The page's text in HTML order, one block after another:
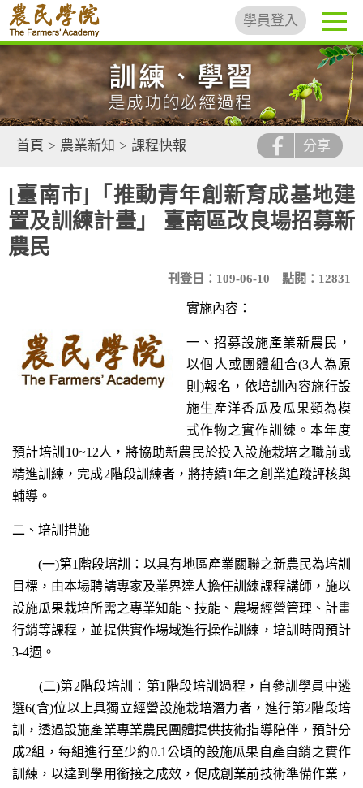
學員登入
首頁 > 農業新知 > 課程快報 分享
[臺南市]「推動青年創新育成基地建
置及訓練計畫」 臺南區改良場招募新
農民
刊登日：109-06-10 點閱：12831
實施內容：
一、招募設施產業新農民，
以個人或團體組合(3人為原
則)報名，依培訓內容施行設
施生產洋香瓜及瓜果類為模
式作物之實作訓練。本年度
預計培訓10~12人，將協助新農民於投入設施栽培之職前或
精進訓練，完成2階段訓練者，將持續1年之創業追蹤評核與
輔導。
二、培訓措施
(一)第1階段培訓：以具有地區產業關聯之新農民為培訓
目標，由本場聘請專家及業界達人擔任訓練課程講師，施以
設施瓜果栽培所需之專業知能、技能、農場經營管理、計畫
行銷等課程，並提供實作場域進行操作訓練，培訓時間預計
3-4週。
(二)第2階段培訓：第1階段培訓過程，自參訓學員中遴
選6(含)位以上具獨立經營設施栽培潛力者，進行第2階段培
訓，透過設施產業專業農民團體提供技術指導陪伴，預計分
成2組，每組進行至少約0.1公頃的設施瓜果自產自銷之實作
訓練，以達到學用銜接之成效，促成創業前技術準備作業，